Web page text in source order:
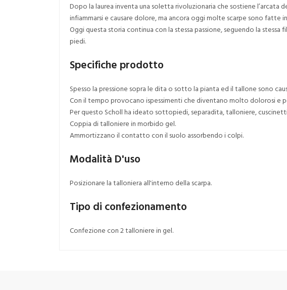
Dopo la laurea inventa una soletta rivoluzionaria che sostiene
infiammarsi e causare dolore, ma ancora oggi molte scarpe sono
Oggi questa storia continua con la stessa passione, seguendo la
piedi.
Specifiche prodotto
Spesso la pressione sopra le dita o sotto la pianta ed il tallone sono
Con il tempo provocano ispessimenti che diventano molto dolorosi e
Per questo Scholl ha ideato sottopiedi, separadita, talloniere,
Coppia di talloniere in morbido gel.
Ammortizzano il contatto con il suolo assorbendo i colpi.
Modalità D'uso
Posizionare la talloniera all'interno della scarpa.
Tipo di confezionamento
Confezione con 2 talloniere in gel.